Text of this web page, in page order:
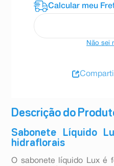
Descrição do
Sabonete Líquido
hidraflorais
O sabonete líquido Lux é
Não sei